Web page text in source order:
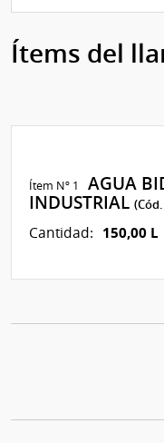
Ítems del
Ítem Nº 1
AGUA
INDUSTRIAL
Cantidad: 150,00 L